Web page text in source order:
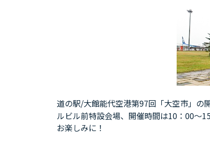
道の駅/大館能代空港第97回「大空市」の
ルビル前特設会場、開催時間は10：00～15
お楽しみに！